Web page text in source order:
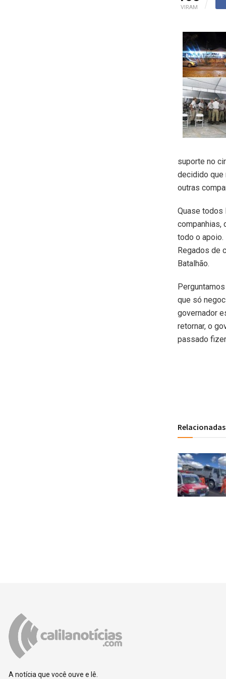
VIRAM
suporte no
decidido que
outras
Quase todos
companhias,
todo o apoio.
Regados de
Batalhão.
que só
governador
retornar, o
passado
Relacionadas
A notícia que você ouve e lê.